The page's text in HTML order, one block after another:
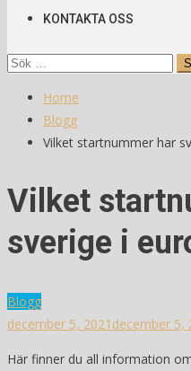
KONTAKTA OSS
Sök
Home
Blogg
Vilket startnummer har
Vilket
sverige i
Blogg
december 5, 2021 december 5,
Här finner du all information